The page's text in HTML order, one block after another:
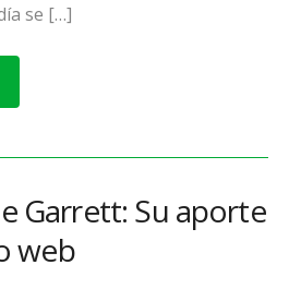
se […]
Garrett: Su aporte
web